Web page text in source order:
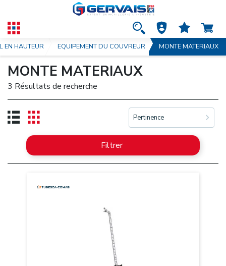
EN HAUTEUR EQUIPEMENT DU COUVREUR MONTE MATERIAUX
MONTE MATERIAUX
3 Résultats de recherche
Pertinence
Filtrer